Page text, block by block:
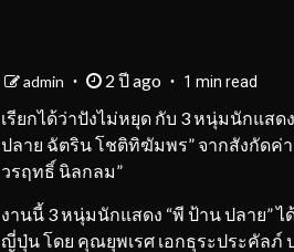
admin 2 ปี ago 1 min read
เรียกได้ว่าปังไม่หยุด กับ 3 หนุ่มนักแส
ปลาย ฉัตริน โชติทิฆัมพร” จากสังกัดค่
วรฤทธิ์ นิลกลม”
งานนี้ 3 หนุ่มนักแสดง “พี ป้าน ปลาย” ไ
ญี่ปุ่น โดย คุณยุพเรศ เอกธุระประคัลภ์